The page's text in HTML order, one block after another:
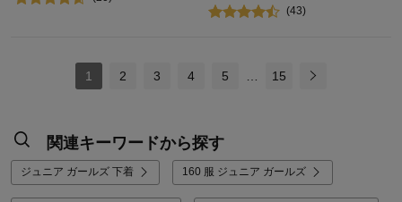
(43)
1 2 3 4 5 15
関連キーワードから探す
ジュニア ガールズ 下着 160 服 ジュニア ガールズ